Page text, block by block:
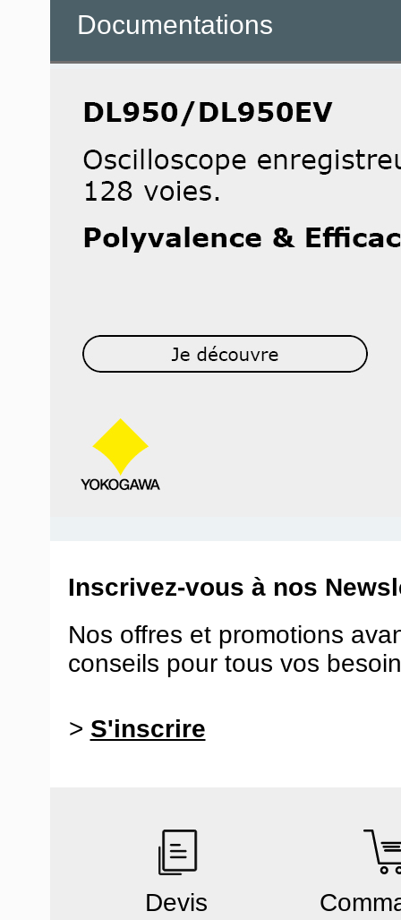
Documentations
Inscrivez-vous à nos
Nos offres et promotions
conseils pour tous vos
> S'inscrire
Devis